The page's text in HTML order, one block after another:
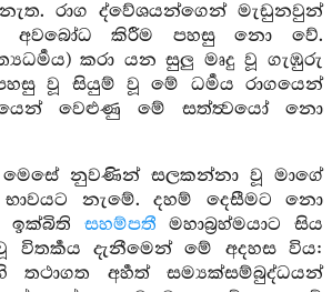
රාග ද්වේශයන්ගෙන් මැඩුනවුන්
අවබෝධ කිරීම පහසු නො වේ.
කරා යන සුලු මෘදු වූ ගැඹුරු
වූ සියුම් වූ මේ ධර්‍මය රාගයෙන්
වෙළුණු මේ සත්ත්‍වයෝ නො
මෙසේ නුවණින් සලකන්නා වූ මාගේ
නැමේ. දහම් දෙසීමට නො
ඉක්බිති සහම්පතී මහාබ්‍රහ්මයාට සිය
දැනීමෙන් මේ අදහස විය:
තථාගත අර්‍හත් සම්‍යක්සම්බුද්ධයන්